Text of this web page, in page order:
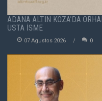
ADANA ALTIN KOZA'DA
USTA İSME
07 Agustos 2026 0